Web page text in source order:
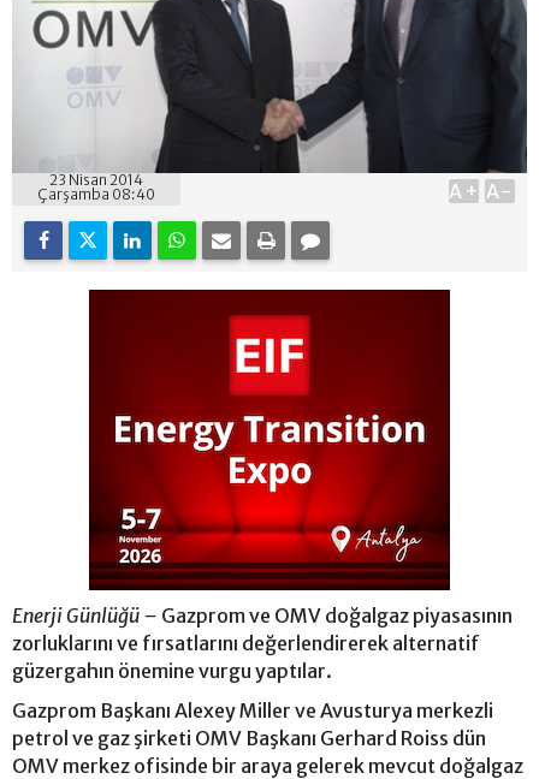
23 Nisan 2014
Çarşamba 08:40
A+ A-
Enerji Günlüğü – Gazprom ve OMV doğalgaz piyasasının
zorluklarını ve fırsatlarını değerlendirerek alternatif
güzergahın önemine vurgu yaptılar.
Gazprom Başkanı Alexey Miller ve Avusturya merkezli
petrol ve gaz şirketi OMV Başkanı Gerhard Roiss dün
OMV merkez ofisinde bir araya gelerek mevcut doğalgaz